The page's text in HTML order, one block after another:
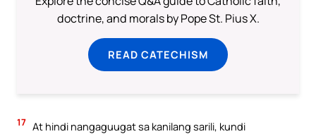
doctrine, and morals by Pope St. Pius X.
READ CATECHISM
17 At hindi nangaguugat sa kanilang sarili, kundi